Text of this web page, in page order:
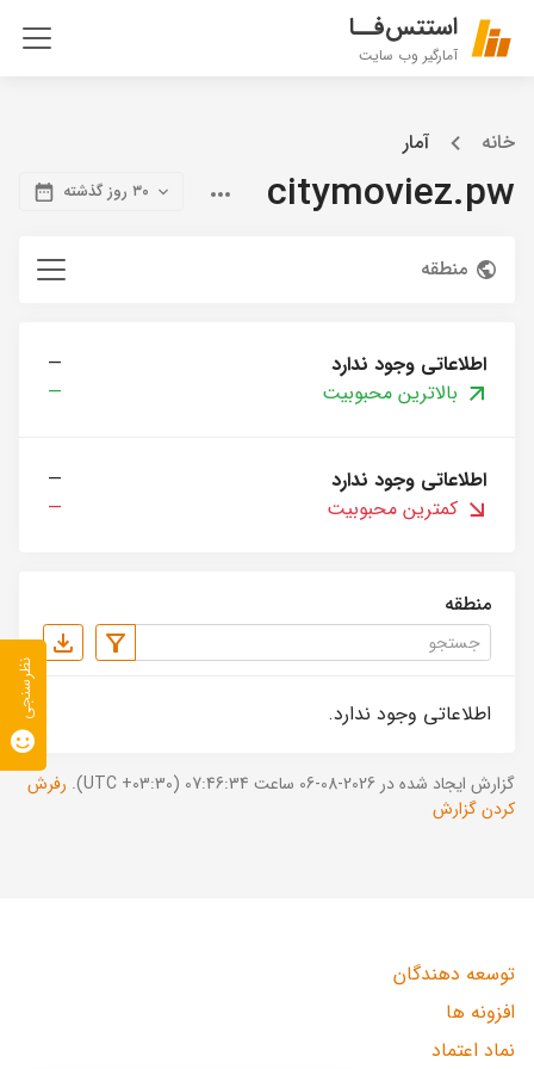
استتس‌فــا
آمارگیر وب سایت
خانه آمار
citymoviez.pw ۳۰ روز گذشته
منطقه
اطلاعاتی وجود ندارد
—
بالاترین محبوبیت
—
اطلاعاتی وجود ندارد
—
کمترین محبوبیت
—
منطقه
اطلاعاتی وجود ندارد.
گزارش ایجاد شده در 2026-08-06 ساعت 07:46:34 (UTC +03:30).
رفرش
کردن گزارش
توسعه دهندگان
افزونه ها
نماد اعتماد
نظرسنجی